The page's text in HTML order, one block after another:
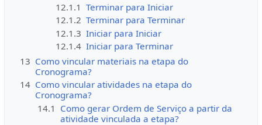
12.1.1 Terminar para Iniciar
12.1.2 Terminar para Terminar
12.1.3 Iniciar para Iniciar
12.1.4 Iniciar para Terminar
13 Como vincular materiais na etapa do
Cronograma?
14 Como vincular atividades na etapa do
Cronograma?
14.1 Como gerar Ordem de Serviço a partir da
atividade vinculada a etapa?